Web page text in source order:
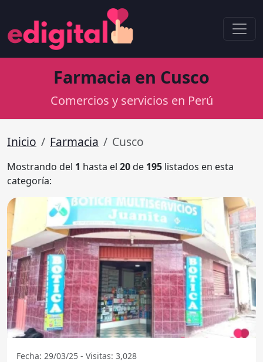
Farmacia en Cusco
Comercios y servicios en Perú
Inicio Farmacia Cusco
Mostrando del 1 hasta el 20de 195 listados en esta
categoría:
Fecha: 29/03/25 - Visitas: 3,028